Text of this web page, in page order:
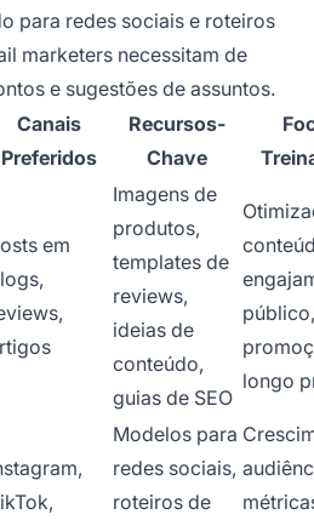
para redes sociais e roteiros
marketers necessitam de
e sugestões de assuntos.
Canais
Preferidos
Recursos-
Chave
em
Imagens de
produtos,
templates de
reviews,
ideias de
conteúdo,
guias de SEO
público,
longo
Modelos para
redes sociais,
roteiros de